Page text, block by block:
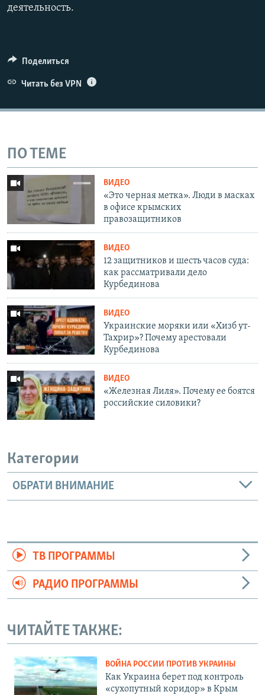
деятельность.
Поделиться
Читать без VPN
ПО ТЕМЕ
ВИДЕО
«Это черная метка». Люди в масках
в офисе крымских
правозащитников
ВИДЕО
12 защитников и шесть часов суда:
как рассматривали дело
Курбединова
ВИДЕО
Украинские моряки или «Хизб ут-
Тахрир»? Почему арестовали
Курбединова
ВИДЕО
«Железная Лиля». Почему ее боятся
российские силовики?
Категории
ОБРАТИ ВНИМАНИЕ
ТВ ПРОГРАММЫ
РАДИО ПРОГРАММЫ
ЧИТАЙТЕ ТАКЖЕ:
ВОЙНА РОССИИ ПРОТИВ УКРАИНЫ
Как Украина берет под контроль
«сухопутный коридор» в Крым